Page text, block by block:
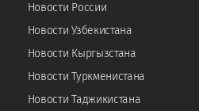
Новости России
Новости Узбекистана
Новости Кыргызстана
Новости Туркменистана
Новости Таджикистана